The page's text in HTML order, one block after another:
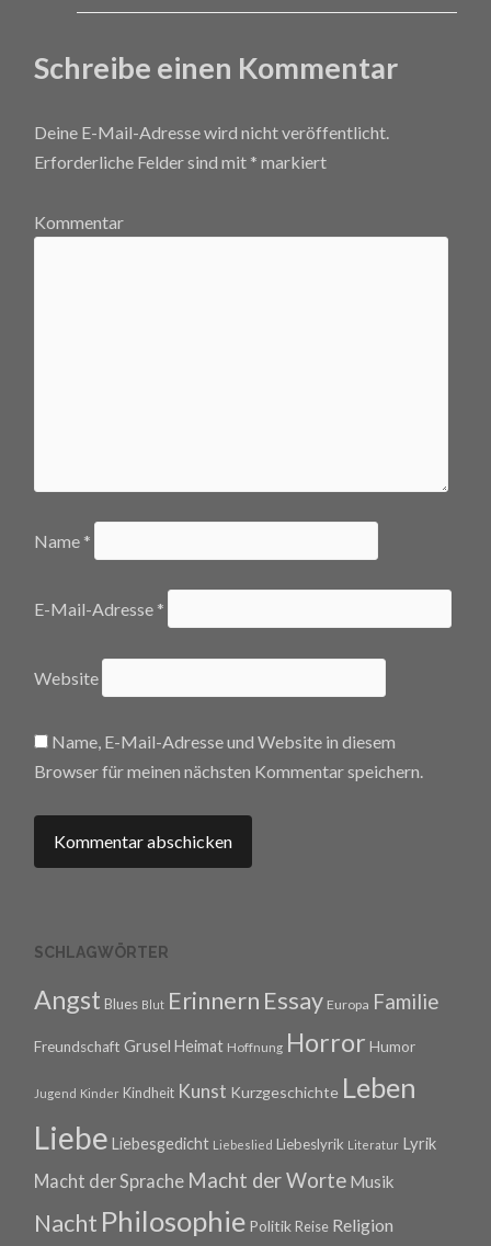
Schreibe einen Kommentar
Deine E-Mail-Adresse wird nicht veröffentlicht.
Erforderliche Felder sind mit * markiert
Kommentar
Name *
E-Mail-Adresse *
Website
Name, E-Mail-Adresse und Website in diesem
Browser für meinen nächsten Kommentar speichern.
SCHLAGWÖRTER
Angst Blues Blut Erinnern Essay Europa Familie
Freundschaft Grusel Heimat Hoffnung Horror Humor
Jugend Kinder Kindheit Kunst Kurzgeschichte Leben
Liebe Liebesgedicht Liebeslied Liebeslyrik Literatur Lyrik
Macht der Sprache Macht der Worte Musik
Nacht Philosophie Politik Reise Religion